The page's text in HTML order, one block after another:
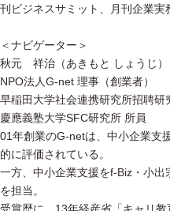
刊ビジネスサミット、月刊企業実
＜ナビゲーター＞
秋元 祥治（あきもと しょうじ
NPO法人G-net 理事（創業者）
早稲田大学社会連携研究所招聘研
慶應義塾大学SFC研究所 所員
01年創業のG-netは、中小企業支
的に評価されている。
一方、中小企業支援をf-Biz・小
を担当。